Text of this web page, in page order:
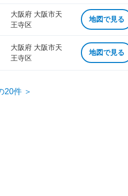
大阪府 大阪市天
王寺区
地図で見る
大阪府 大阪市天
王寺区
地図で見る
20件 ＞